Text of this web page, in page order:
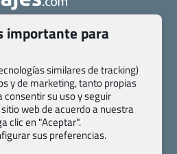
Contacto
y otras disposiciones específicas
Registro de agencias
Condiciones generales
y cookies
Transparencia
páginas – sitemap
Viajes.com
importante para
similares de tracking)
y de marketing, tanto propias
su uso y seguir
web de acuerdo a nuestra
clic en "Aceptar".
sus preferencias.